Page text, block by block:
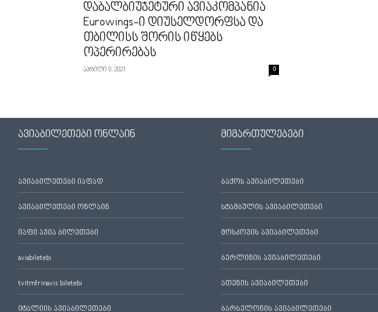
დაბალბიუჯეტური ავიაკომპანია
Eurowings-ი დიუსელდორფსა და
თბილისს შორის იწყებს
ოპერირებას
აპრილი 9, 2021 0
ავიაბილეთები ონლაინ
ავიაბილეთები იაფად
ავიაბილეთები ონლაინ
იაფი ავია ბილეთები
aviabiletebi
tvitmfrinavis biletebi
იტალიის ავიაბილეთები
მიმართულებები
ბაქოს ავიაბილეთები
სტამბულის ავიაბილეთები
მოსკოვის ავიაბილეთები
ბერლინის ავიაბილეთები
ათენის ავიაბილეთები
ბარსელონის ავიაბილეთები